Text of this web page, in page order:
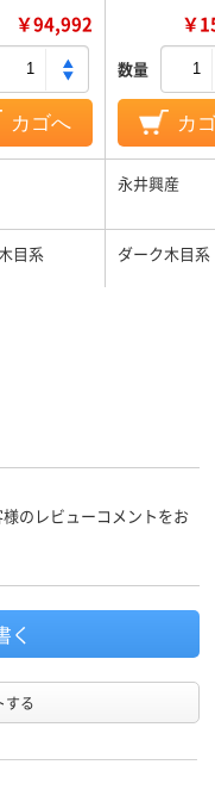
￥94,992
カゴへ
￥
数量
カ
永井興産
目系 ダーク木目系
のレビューコメントをお
く
する